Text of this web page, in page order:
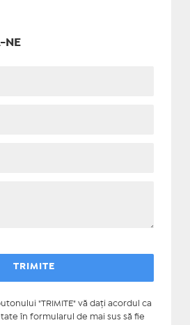
NE
"TRIMITE" vă daţi acordul ca
în formularul de mai sus să fie